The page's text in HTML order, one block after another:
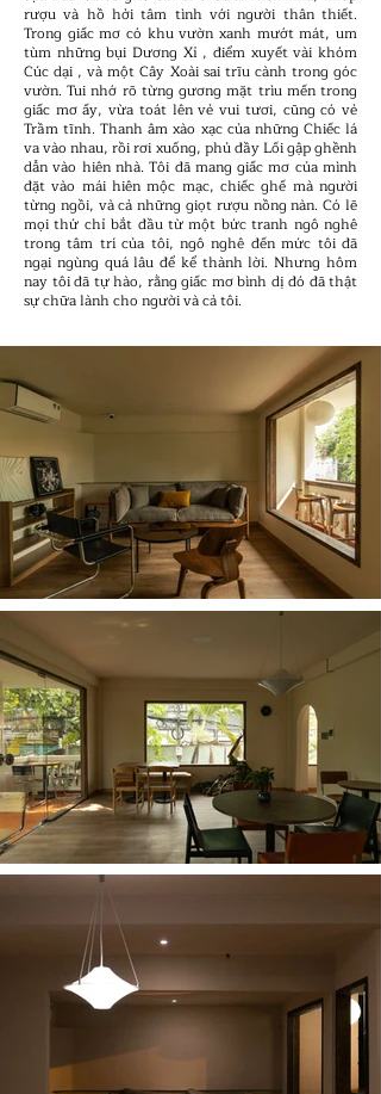
rượu và hồ hởi tâm tình với người thân thiết.
Trong giấc mơ có khu vườn xanh mướt mát, um
tùm những bụi Dương Xỉ , điểm xuyết vài khóm
Cúc dại , và một Cây Xoài sai trĩu cành trong góc
vườn. Tui nhớ rõ từng gương mặt trìu mến trong
giấc mơ ấy, vừa toát lên vẻ vui tươi, cũng có vẻ
Trầm tĩnh. Thanh âm xào xạc của những Chiếc lá
va vào nhau, rồi rơi xuống, phủ đầy Lối gập ghềnh
dẫn vào hiên nhà. Tôi đã mang giấc mơ của mình
đặt vào mái hiên mộc mạc, chiếc ghế mà người
từng ngồi, và cả những giọt rượu nồng nàn. Có lẽ
mọi thứ chỉ bắt đầu từ một bức tranh ngô nghê
trong tâm trí của tôi, ngô nghê đến mức tôi đã
ngại ngùng quá lâu để kể thành lời. Nhưng hôm
nay tôi đã tự hào, rằng giấc mơ bình dị đó đã thật
sự chữa lành cho người và cả tôi.